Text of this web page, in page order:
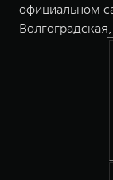
официальном